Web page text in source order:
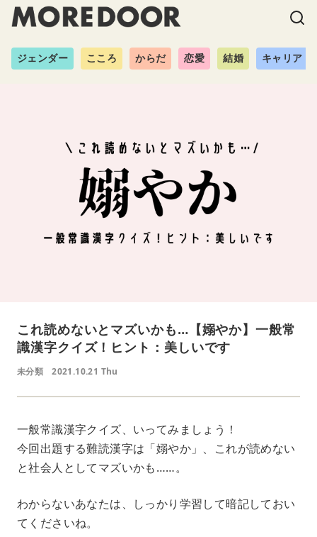
ジェンダー こころ からだ 恋愛 結婚 キャリア
これ読めないとマズいかも…【嫋やか】一般常
識漢字クイズ！ヒント：美しいです
未分類 2021.10.21 Thu
一般常識漢字クイズ、いってみましょう！
今回出題する難読漢字は「嫋やか」、これが読めない
と社会人としてマズいかも……。
わからないあなたは、しっかり学習して暗記しておい
てくださいね。